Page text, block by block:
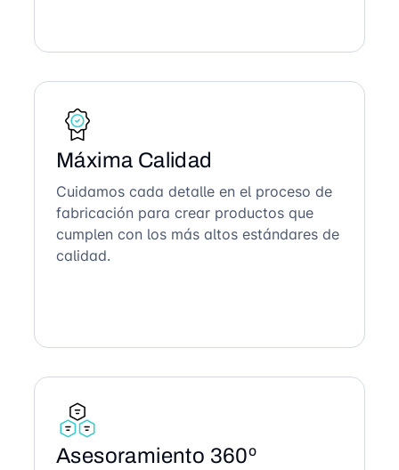
Máxima Calidad
Cuidamos cada detalle en el proceso de
fabricación para crear productos que
cumplen con los más altos estándares de
calidad.
Asesoramiento 360º